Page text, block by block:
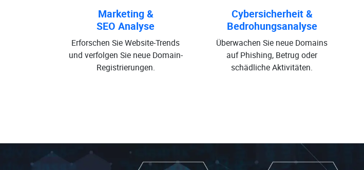
Marketing &
SEO Analyse
Erforschen Sie Website-Trends
und verfolgen Sie neue Domain-
Registrierungen.
Cybersicherheit &
Bedrohungsanalyse
Überwachen Sie neue Domains
auf Phishing, Betrug oder
schädliche Aktivitäten.